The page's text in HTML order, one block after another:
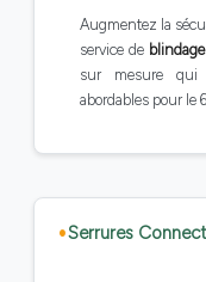
Augmentez la
service de
sur mesure qui
abordables pour le
Serrures